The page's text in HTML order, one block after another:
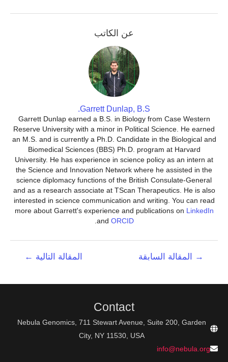
عن الكاتب
Garrett Dunlap, B.S.
Garrett Dunlap earned a B.S. in Biology from Case Western
Reserve University with a minor in Political Science. He earned
an M.S. and is currently a Ph.D. Candidate in the Biological and
Biomedical Sciences (BBS) Ph.D. program at Harvard
University. He has experience in science policy as an intern at
the Science and Innovation Network where he assisted in the
science diplomacy functions of the British Consulate-General
and as a research associate at TScan Therapeutics. He is also
interested in science communication and writing. You can read
more about Garrett's experience and publications on LinkedIn
and ORCID
→ المقالة السابقة المقالة التالية ←
Contact
Nebula Genomics, 711 Stewart Avenue, Suite 200, Garden
City, NY 11530, USA
info@nebula.org